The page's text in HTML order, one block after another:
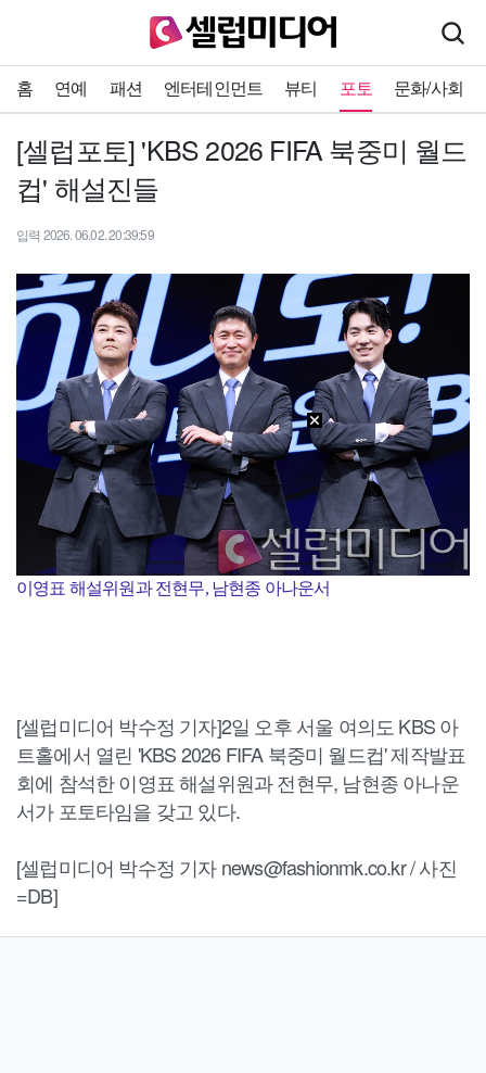
홈 연예 패션 엔터테인먼트 뷰티 포토 문화/사회
[셀럽포토] 'KBS 2026 FIFA 북중미 월드
컵' 해설진들
입력 2026. 06.02. 20:39:59
이영표 해설위원과 전현무, 남현종 아나운서
[셀럽미디어 박수정 기자]2일 오후 서울 여의도 KBS 아
트홀에서 열린 'KBS 2026 FIFA 북중미 월드컵' 제작발표
회에 참석한 이영표 해설위원과 전현무, 남현종 아나운
서가 포토타임을 갖고 있다.
[셀럽미디어 박수정 기자 news@fashionmk.co.kr / 사진
=DB]